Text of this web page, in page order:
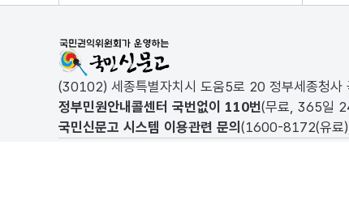
국민권익위원회가 운영하는 국민신문고
(30102) 세종특별자치시 도움5로 20 정부세종청사
정부민원안내콜센터 국번없이 110번(무료, 365일
국민신문고 시스템 이용관련 문의 (1600-8172(유료